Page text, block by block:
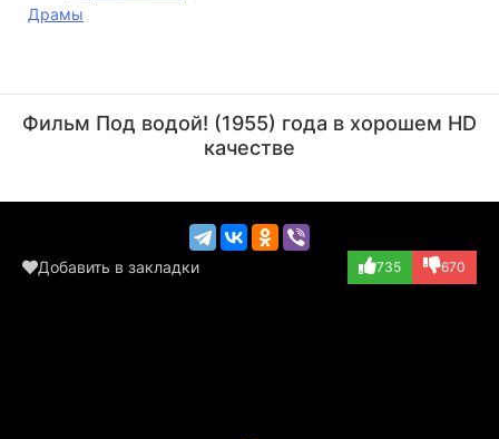
Драмы
(Waiter, в титра...)
Фильм Под водой! (1955) года в хорошем HD
качестве
Добавить в закладки 735 670